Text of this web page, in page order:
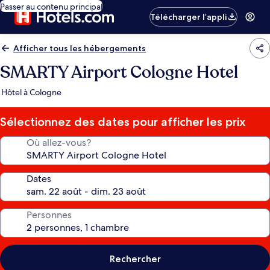
Passer au contenu principal
Télécharger l’appli
Afficher tous les hébergements
SMARTY Airport Cologne Hotel
Hôtel à Cologne
Sélectionnez des dates pour afficher les prix
Où allez-vous?
Dates
Personnes
Rechercher